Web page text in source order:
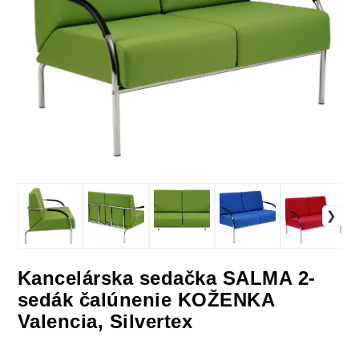
Kancelárska sedačka SALMA 2-
sedák čalúnenie KOŽENKA
Valencia, Silvertex